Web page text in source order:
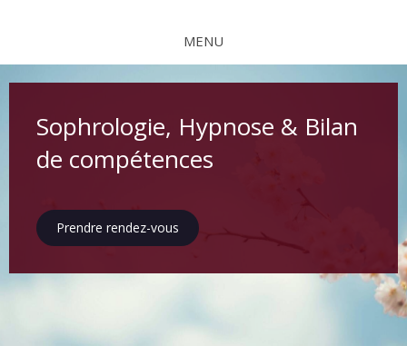
MENU
Sophrologie, Hypnose & Bilan
de compétences
Prendre rendez-vous